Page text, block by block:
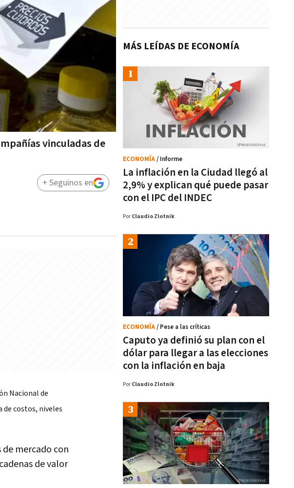
vinculadas de
+ Seguinos en
Nacional de
de costos, niveles
mercado con
de valor
MÁS LEÍDAS DE ECONOMÍA
La inflación en la Ciudad llegó al
2,9% y explican qué puede pasar
con el IPC del INDEC
ECONOMÍA/ Informe
Por Claudio Zlotnik
Caputo ya definió su plan con el
dólar para llegar a las elecciones
con la inflación en baja
ECONOMÍA/ Pese a las críticas
Por Claudio Zlotnik